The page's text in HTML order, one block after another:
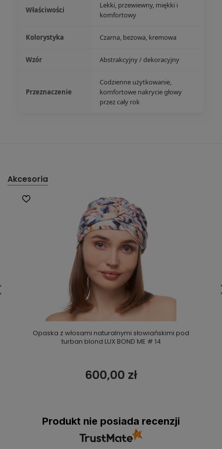
Właściwości
Lekki, przewiewny, miękki i
komfortowy
Kolorystyka Czarna, beżowa, kremowa
Wzór Abstrakcyjny / dekoracyjny
Przeznaczenie
Codzienne użytkowanie,
komfortowe nakrycie głowy
przez cały rok
Akcesoria
Opaska z włosami naturalnymi słowiańskimi pod
turban blond LUX BOND ME # 14
600,00 zł
Produkt nie posiada recenzji